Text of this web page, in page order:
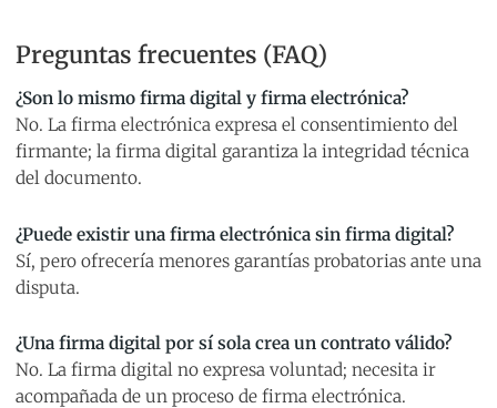
Preguntas frecuentes (FAQ)
¿Son lo mismo firma digital y firma electrónica?
No. La firma electrónica expresa el consentimiento del
firmante; la firma digital garantiza la integridad técnica
del documento.
¿Puede existir una firma electrónica sin firma digital?
Sí, pero ofrecería menores garantías probatorias ante una
disputa.
¿Una firma digital por sí sola crea un contrato válido?
No. La firma digital no expresa voluntad; necesita ir
acompañada de un proceso de firma electrónica.